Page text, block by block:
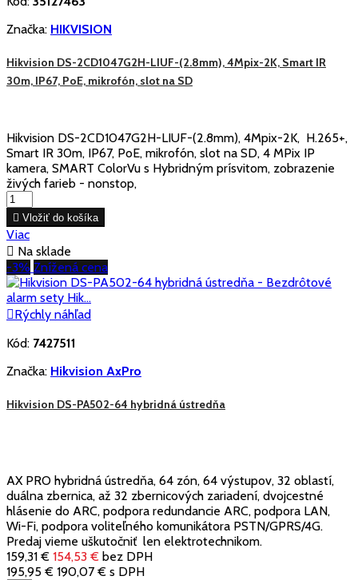
Značka: HIKVISION
Hikvision DS-2CD1047G2H-LIUF-(2.8mm), 4Mpix-2K, Smart IR
30m, IP67, PoE, mikrofón, slot na SD
Hikvision DS-2CD1047G2H-LIUF-(2.8mm), 4Mpix-2K, H.265+,
Smart IR 30m, IP67, PoE, mikrofón, slot na SD, 4 MPix IP
kamera, SMART ColorVu s Hybridným prísvitom, zobrazenie
živých farieb - nonstop,
 Vložiť do košíka
Viac
 Na sklade
-3% Znížená cena
Rýchly náhľad
Kód: 7427511
Značka: Hikvision AxPro
Hikvision DS-PA502-64 hybridná ústredňa
AX PRO hybridná ústredňa, 64 zón, 64 výstupov, 32 oblastí,
duálna zbernica, až 32 zbernicových zariadení, dvojcestné
hlásenie do ARC, podpora redundancie ARC, podpora LAN,
Wi-Fi, podpora voliteľného komunikátora PSTN/GPRS/4G.
Predaj vieme uškutočniť len elektrotechnikom.
159,31 € 154,53 € bez DPH
195,95 € 190,07 € s DPH